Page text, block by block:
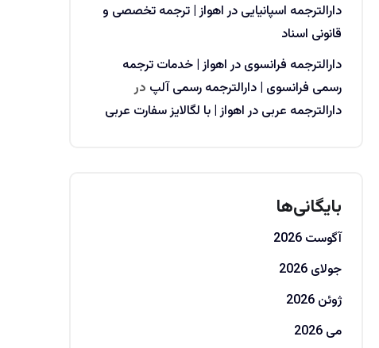
دارالترجمه اسپانیایی در اهواز | ترجمه تخصصی و
قانونی اسناد
دارالترجمه فرانسوی در اهواز | خدمات ترجمه
رسمی فرانسوی | دارالترجمه رسمی آلپ در
دارالترجمه عربی در اهواز | با لگالایز سفارت عربی
بایگانی‌ها
آگوست 2026
جولای 2026
ژوئن 2026
می 2026